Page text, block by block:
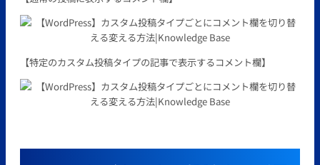
【特定のカスタム投稿タイプの記事で表示するコメント欄】